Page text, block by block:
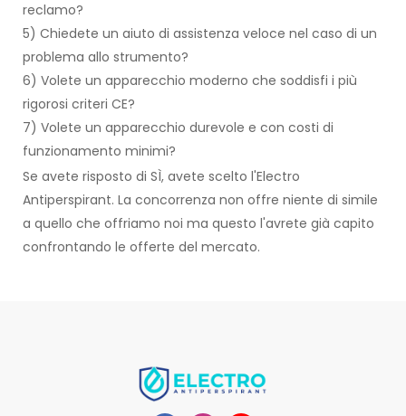
reclamo?
5) Chiedete un aiuto di assistenza veloce nel caso di un
problema allo strumento?
6) Volete un apparecchio moderno che soddisfi i più
rigorosi criteri CE?
7) Volete un apparecchio durevole e con costi di
funzionamento minimi?
Se avete risposto di SÌ, avete scelto l'Electro
Antiperspirant. La concorrenza non offre niente di simile
a quello che offriamo noi ma questo l'avrete già capito
confrontando le offerte del mercato.